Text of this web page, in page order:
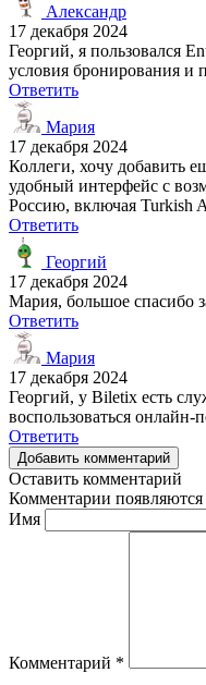
Александр
17 декабря 2024
Георгий, я пользовался
условия бронирования и
Ответить
Мария
17 декабря 2024
Коллеги, хочу добавить
удобный интерфейс с
Россию, включая Turkish
Ответить
Георгий
17 декабря 2024
Мария, большое спасибо
Ответить
Мария
17 декабря 2024
Георгий, у Biletix есть
воспользоваться
Ответить
Добавить комментарий
Оставить комментарий
Комментарии появляются
Имя
Комментарий *